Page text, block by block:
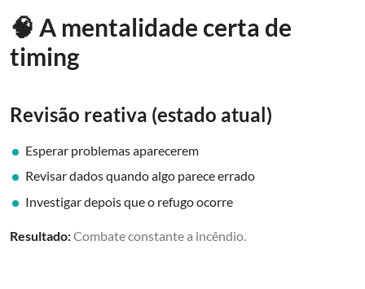
🧠 A mentalidade certa de
timing
Revisão reativa (estado atual)
Esperar problemas aparecerem
Revisar dados quando algo parece errado
Investigar depois que o refugo ocorre
Resultado:Combate constante a incêndio.